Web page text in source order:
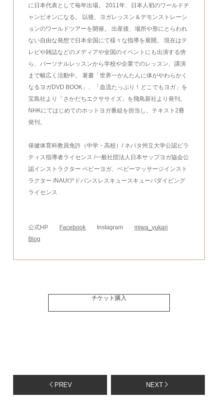
に日本代表として毎年出場。 2011年、日本人初のワールドチ
ャンピオンになる。 以後、ヨガレッスン＆デモンストレーシ
ョンのワールドツアーを開催。 出産後、場所や形にとらわれ
ない自由な発想で日本全国にて様々な指導を展開。 現在はテ
レビや雑誌などのメディアや全国のイベントにも出演する傍
ら、パーソナルレッスンから学校や企業でのレッスン、講演
まで幅広く活動中。 著書「世界一かんたんに体がやわらかく
なるヨガDVD BOOK」、「血流たっぷり！どこでもヨガ」を
宝島社より「さかだちエクササイズ」を飛鳥新社より発刊。
NHKにてはじめてのホットヨガ番組を担当し、テキスト2冊
発刊。
保健体育科教員免許（中学・高校）/ ネバタ州立大学公認ピラ
ティス指導者ライセンス /一般社団法人日本サップヨガ協会公
認インストラクター ベビーヨガ、ベビーマッサージインスト
ラクター /NAUIアドバンスレスキュースキューバダイビング
ライセンス
公式HP Facebook Instagram
miwa_yukari
Blog
チケット購入
PREV NEXT